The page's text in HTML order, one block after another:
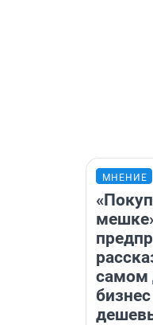
МНЕНИЕ
самом